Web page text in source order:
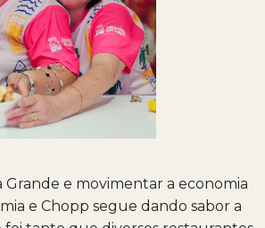
Grande e movimentar a economia
e Chopp segue dando sabor a